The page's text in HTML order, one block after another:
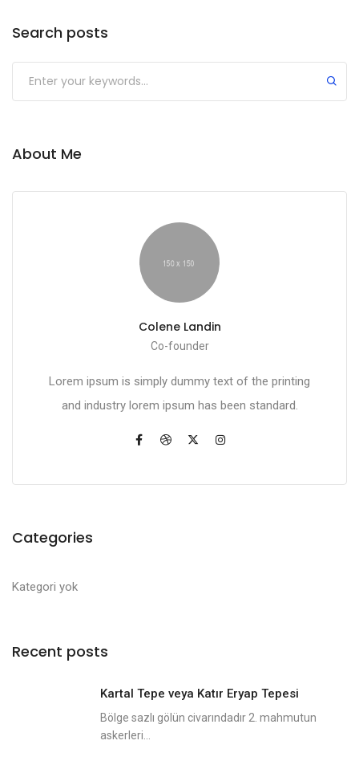
Search posts
About Me
Colene Landin
Co-founder
Lorem ipsum is simply dummy text of the printing
and industry lorem ipsum has been standard.
Categories
Kategori yok
Recent posts
Kartal Tepe veya Katır Eryap Tepesi
Bölge sazlı gölün civarındadır 2. mahmutun
askerleri...